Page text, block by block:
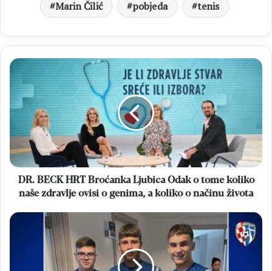
Marin Čilić pobjeda tenis
DR.
HRT
Broćanka
Ljubica
o
tome
koliko
naše
zdravlje
o
DR. BECK HRT Broćanka Ljubica Odak o tome koliko
naše zdravlje ovisi o genima, a koliko o načinu života
FUTSAL
REPREZENTACIJA